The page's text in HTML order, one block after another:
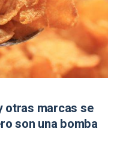
otras marcas se
son una bomba